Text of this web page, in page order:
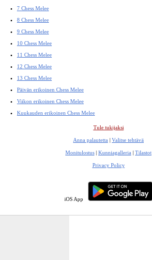
7 Chess Melee
8 Chess Melee
9 Chess Melee
10 Chess Melee
11 Chess Melee
12 Chess Melee
13 Chess Melee
Päivän erikoinen Chess Melee
Viikon erikoinen Chess Melee
Kuukauden erikoinen Chess Melee
Tule tukijaksi
Anna palautetta | Valitse tehtävä
Monitulostus | Kunniagalleria | Tilastot
Privacy Policy
iOS App